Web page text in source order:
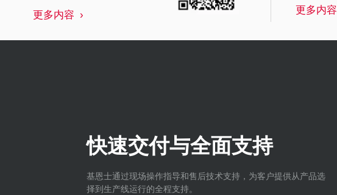
更多内容 更多内容
快速交付与全面支持
基恩士通过现场操作指导和售后技术支持，为客户提供从产品选
择到生产线运行的全程支持。